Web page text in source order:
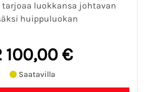
tarjoaa luokkansa johtavan
huippuluokan
100,00 €
Saatavilla